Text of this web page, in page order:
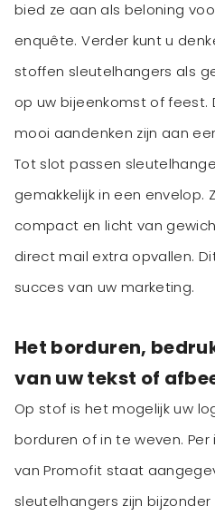
bied ze aan als beloning
enquête. Verder kunt u
stoffen sleutelhangers als
op uw bijeenkomst of feest.
mooi aandenken zijn aan
Tot slot passen
gemakkelijk in een envelop.
compact en licht van
direct mail extra opvallen.
succes van uw marketing.
Het borduren,
van uw tekst of
Op stof is het mogelijk uw
borduren of in te weven.
van Promofit staat
sleutelhangers zijn